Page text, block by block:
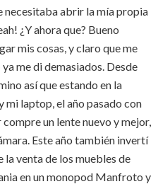
necesitaba abrir la mía propia
¿Y ahora que? Bueno
mis cosas, y claro que me
me di demasiados. Desde
así que estando en la
mi laptop, el año pasado con
un lente nuevo y mejor,
Este año también invertí
la venta de los muebles de
en un monopod Manfroto y